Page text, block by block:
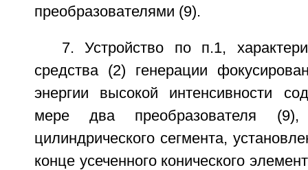
преобразователями (9).
7. Устройство по п.1,
средства (2) генерации
энергии высокой интенсивности
мере два преобразователя
цилиндрического сегмента,
конце усеченного конического